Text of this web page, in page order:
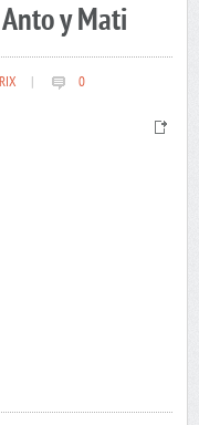
y Mati
0